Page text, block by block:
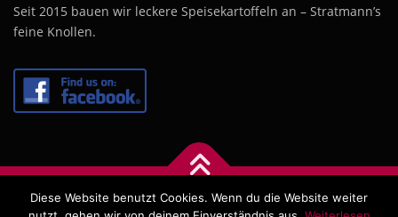
Seit 2015 bauen wir leckere Speisekartoffeln an – Stratmann’s
feine Knollen.
Copyright © 2026 Hof Stratmann–OnePressTheme von
Diese Website benutzt Cookies. Wenn du die Website weiter